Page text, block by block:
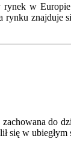
rynek w
znajduje
do
się w